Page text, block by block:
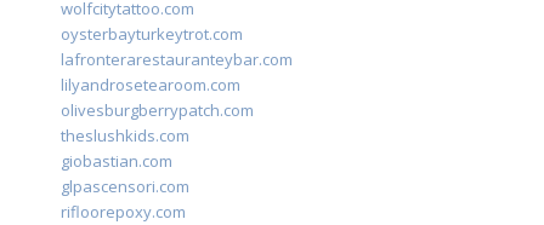
wolfcitytattoo.com
oysterbayturkeytrot.com
lafronterarestauranteybar.com
lilyandrosetearoom.com
olivesburgberrypatch.com
theslushkids.com
giobastian.com
glpascensori.com
rifloorepoxy.com